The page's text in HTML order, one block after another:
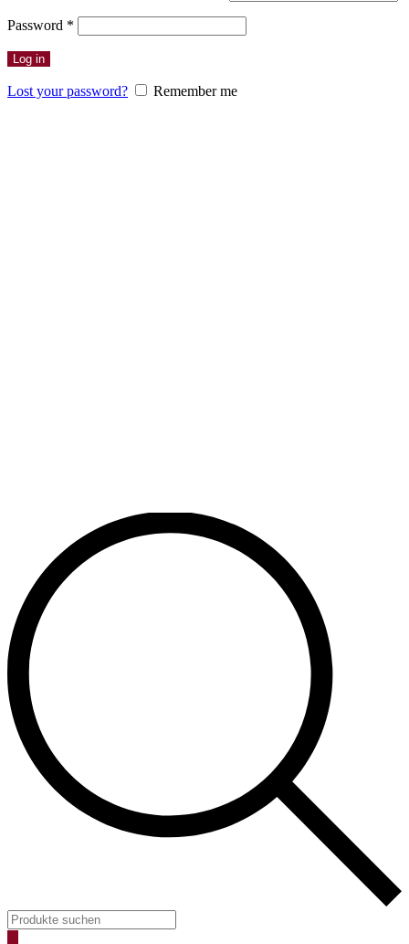
Password *
Log in
Lost your password? Remember me
Products
search